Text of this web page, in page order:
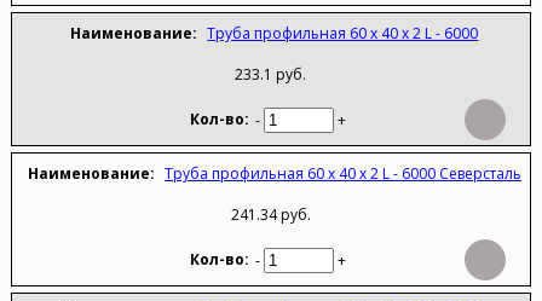
Труба профильная 60 х 40 х 2 L - 6000
233.1 руб.
- +
Труба профильная 60 х 40 х 2 L - 6000 Северсталь
241.34 руб.
- +